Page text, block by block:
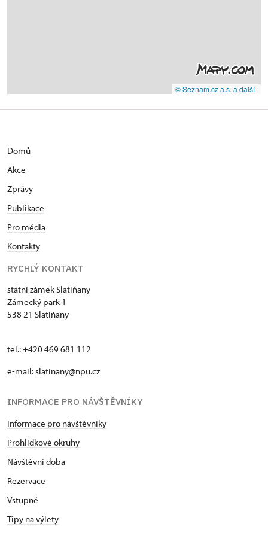
© Seznam.cz a.s. a další
Domů
Akce
Zprávy
Publikace
Pro média
Kontakty
RYCHLÝ KONTAKT
státní zámek Slatiňany
Zámecký park 1
538 21 Slatiňany
tel.: +420 469 681 112
e-mail: slatinany@npu.cz
INFORMACE PRO NÁVŠTĚVNÍKY
Informace pro návštěvníky
Prohlídkové okruhy
Návštěvní doba
Rezervace
Vstupné
Tipy na výlety